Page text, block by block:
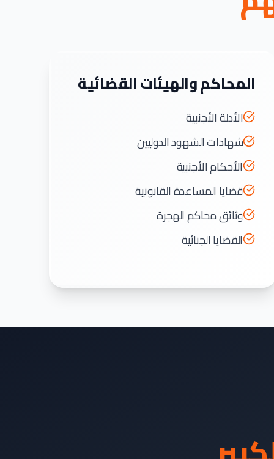
المحاكم والهيئات القضائية
الأدلة الأجنبية
شهادات الشهود الدوليين
الأحكام الأجنبية
قضايا المساعدة القانونية
وثائق محاكم الهجرة
القضايا الجنائية